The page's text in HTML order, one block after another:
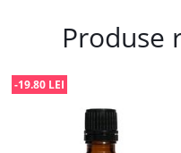
Produse
-19.80 LEI